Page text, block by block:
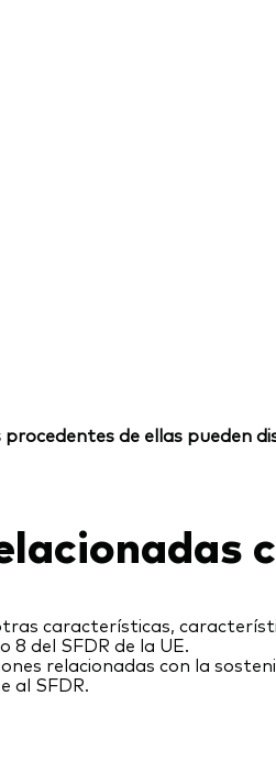
procedentes de ellas
características,
8 del SFDR de la UE.
relacionadas con la
al SFDR.